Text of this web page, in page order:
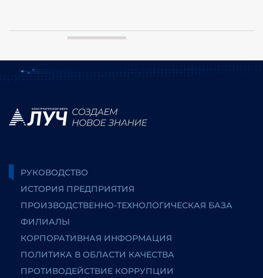
РУКОВОДСТВО
ИСТОРИЯ ПРЕДПРИЯТИЯ
ПРОИЗВОДСТВЕННО-ТЕХНОЛОГИЧЕСКАЯ БАЗА
ФИЛИАЛЫ
КОРПОРАТИВНАЯ ИНФОРМАЦИЯ
ПОЛИТИКА В ОБЛАСТИ КАЧЕСТВА
ПРОТИВОДЕЙСТВИЕ КОРРУПЦИИ